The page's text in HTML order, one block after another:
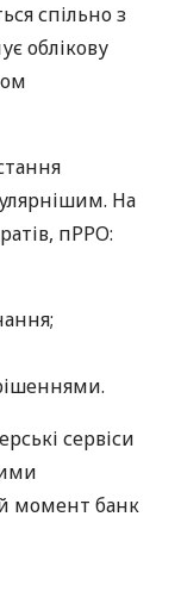
спільно з
облікову
На
пРРО:
сервіси
момент банк